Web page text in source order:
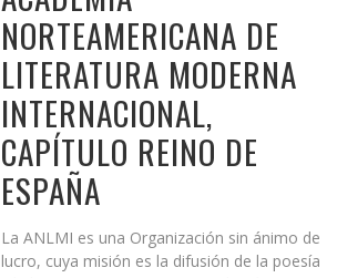
NORTEAMERICANA DE
LITERATURA MODERNA
INTERNACIONAL,
CAPÍTULO REINO DE
ESPAÑA
La ANLMI es una Organización sin ánimo de
lucro, cuya misión es la difusión de la poesía